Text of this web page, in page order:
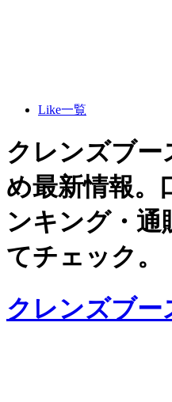
Like一覧
クレンズブー
め最新情報。
ンキング・通
てチェック。
クレンズブー